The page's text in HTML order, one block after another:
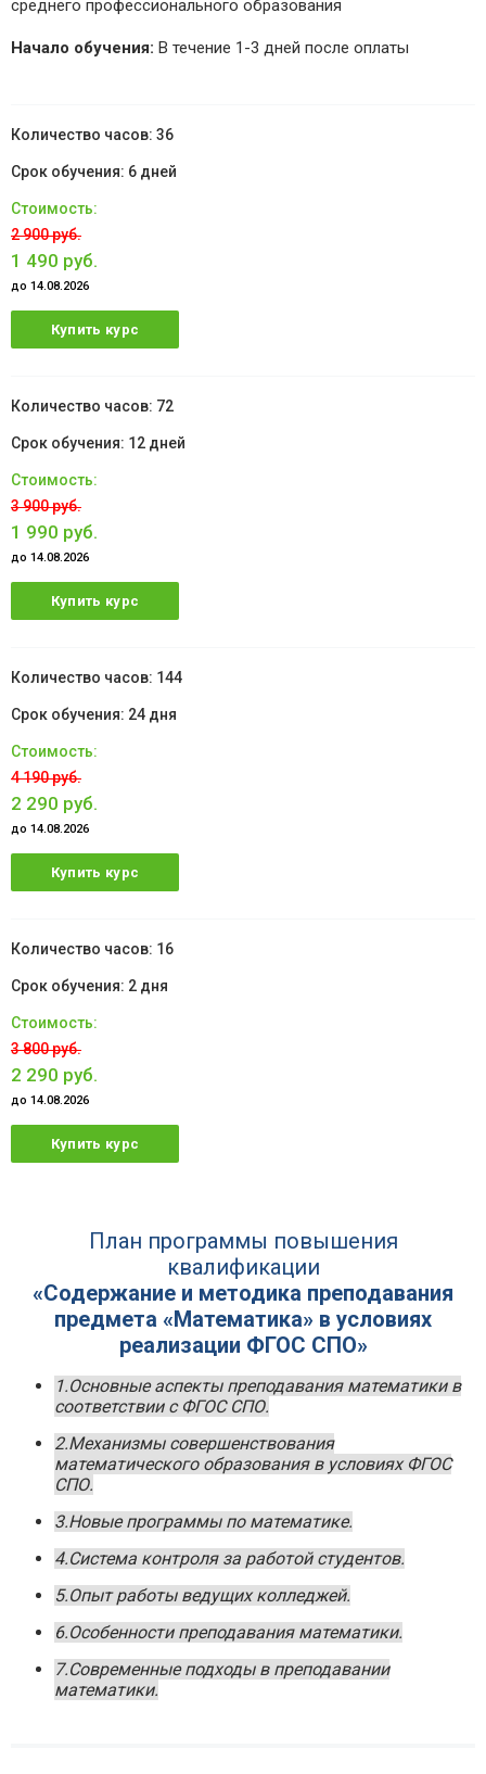
среднего профессионального образования
Начало обучения: В течение 1-3 дней после оплаты
36
6 дней
2 900 руб.
1 490 руб.
до 14.08.2026
Купить курс
72
12 дней
3 900 руб.
1 990 руб.
до 14.08.2026
Купить курс
144
24 дня
4 190 руб.
2 290 руб.
до 14.08.2026
Купить курс
16
2 дня
3 800 руб.
2 290 руб.
до 14.08.2026
Купить курс
План программы повышения
квалификации
«Содержание и методика преподавания
предмета «Математика» в условиях
реализации ФГОС СПО»
1.Основные аспекты преподавания математики в
соответствии с ФГОС СПО.
2.Механизмы совершенствования
математического образования в условиях ФГОС
СПО.
3.Новые программы по математике.
4.Система контроля за работой студентов.
5.Опыт работы ведущих колледжей.
6.Особенности преподавания математики.
7.Современные подходы в преподавании
математики.